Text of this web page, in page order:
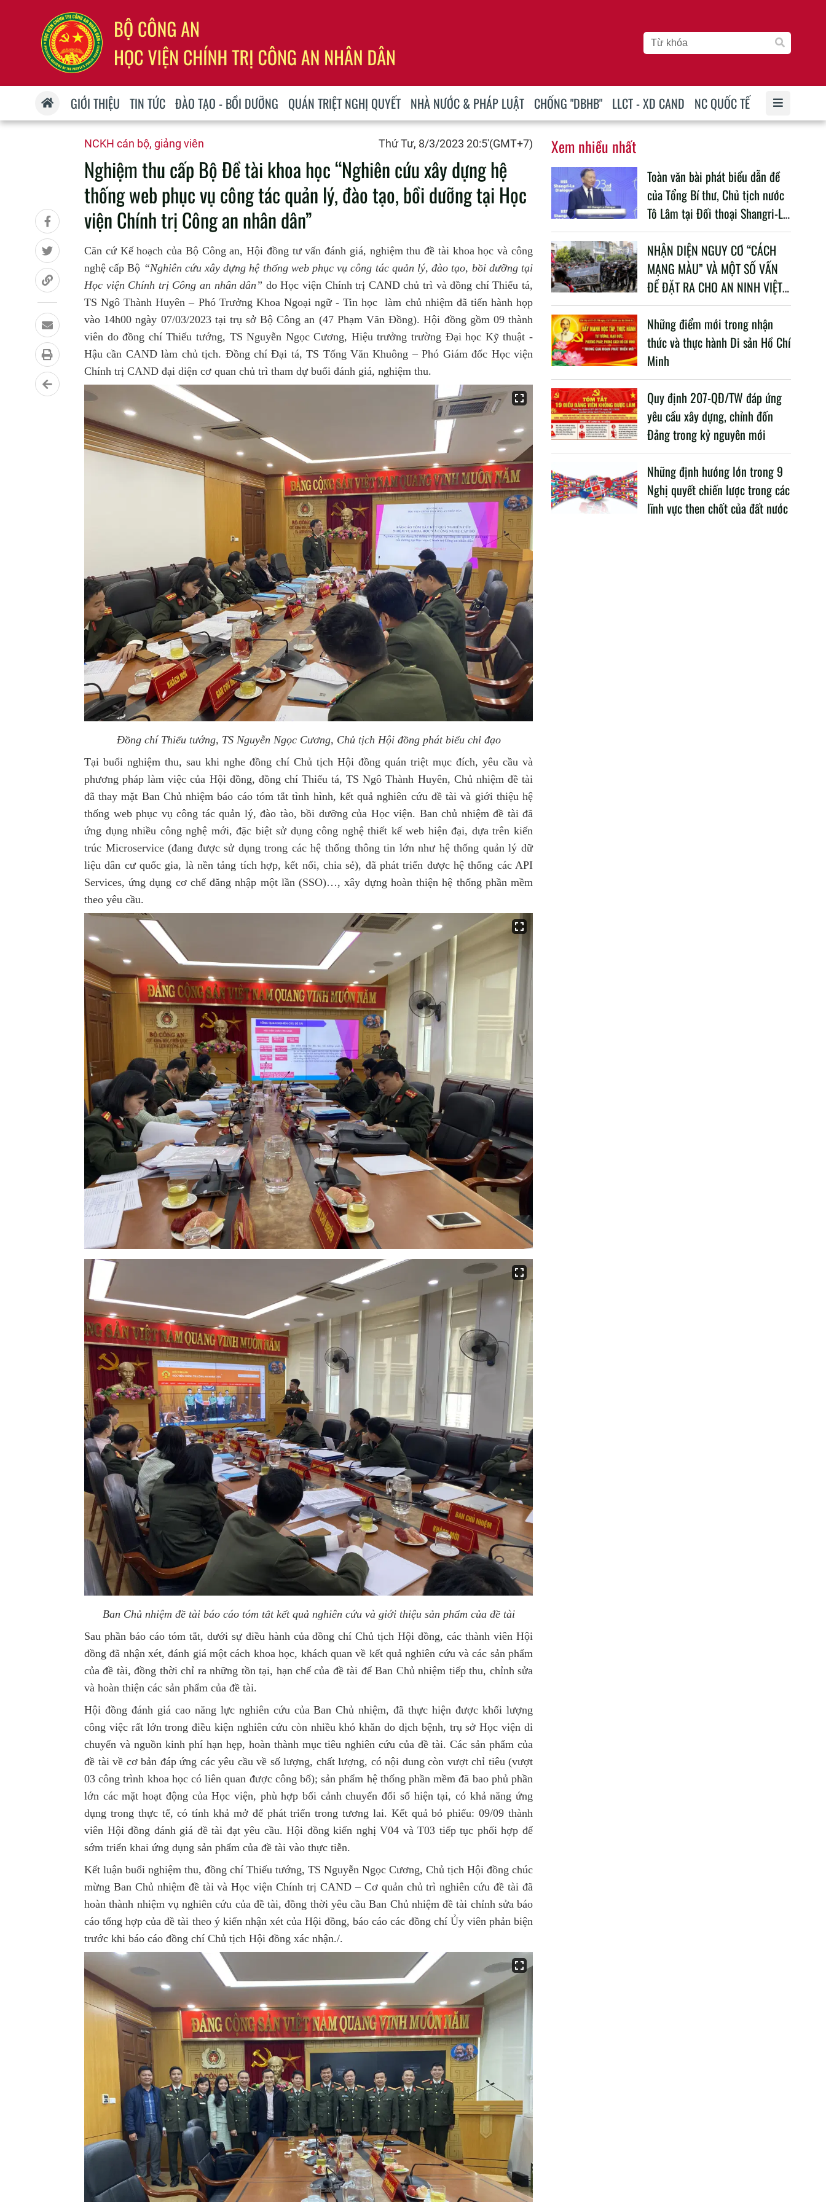
GIỚI THIỆU TIN TỨC ĐÀO TẠO - BỒI DƯỠNG QUÁN TRIỆT NGHỊ QUYẾT NHÀ NƯỚC & PHÁP LUẬT CHỐNG "DBHB" LLCT - XD CAND NC QUỐC TẾ
NCKH cán bộ, giảng viên Thứ Tư, 8/3/2023 20:5'(GMT+7)
Nghiệm thu cấp Bộ Đề tài khoa học “Nghiên cứu xây dựng hệ
thống web phục vụ công tác quản lý, đào tạo, bồi dưỡng tại Học
viện Chính trị Công an nhân dân”
Căn cứ Kế hoạch của Bộ Công an, Hội đồng tư vấn đánh giá, nghiệm thu đề tài khoa học và công
nghệ cấp Bộ “Nghiên cứu xây dựng hệ thống web phục vụ công tác quản lý, đào tạo, bồi dưỡng tại
Học viện Chính trị Công an nhân dân” do Học viện Chính trị CAND chủ trì và đồng chí Thiếu tá,
TS Ngô Thành Huyên – Phó Trưởng Khoa Ngoại ngữ - Tin học làm chủ nhiệm đã tiến hành họp
vào 14h00 ngày 07/03/2023 tại trụ sở Bộ Công an (47 Phạm Văn Đồng). Hội đồng gồm 09 thành
viên do đồng chí Thiếu tướng, TS Nguyễn Ngọc Cương, Hiệu trưởng trường Đại học Kỹ thuật -
Hậu cần CAND làm chủ tịch. Đồng chí Đại tá, TS Tống Văn Khuông – Phó Giám đốc Học viện
Chính trị CAND đại diện cơ quan chủ trì tham dự buổi đánh giá, nghiệm thu.
Đồng chí Thiếu tướng, TS Nguyễn Ngọc Cương, Chủ tịch Hội đồng phát biểu chỉ đạo
Tại buổi nghiệm thu, sau khi nghe đồng chí Chủ tịch Hội đồng quán triệt mục đích, yêu cầu và
phương pháp làm việc của Hội đồng, đồng chí Thiếu tá, TS Ngô Thành Huyên, Chủ nhiệm đề tài
đã thay mặt Ban Chủ nhiệm báo cáo tóm tắt tình hình, kết quả nghiên cứu đề tài và giới thiệu hệ
thống web phục vụ công tác quản lý, đào tào, bồi dưỡng của Học viện. Ban chủ nhiệm đề tài đã
ứng dụng nhiều công nghệ mới, đặc biệt sử dụng công nghệ thiết kế web hiện đại, dựa trên kiến
trúc Microservice (đang được sử dụng trong các hệ thống thông tin lớn như hệ thống quản lý dữ
liệu dân cư quốc gia, là nền tảng tích hợp, kết nối, chia sẻ), đã phát triển được hệ thống các API
Services, ứng dụng cơ chế đăng nhập một lần (SSO)…, xây dựng hoàn thiện hệ thống phần mềm
theo yêu cầu.
Ban Chủ nhiệm đề tài báo cáo tóm tắt kết quả nghiên cứu và giới thiệu sản phẩm của đề tài
Sau phần báo cáo tóm tắt, dưới sự điều hành của đồng chí Chủ tịch Hội đồng, các thành viên Hội
đồng đã nhận xét, đánh giá một cách khoa học, khách quan về kết quả nghiên cứu và các sản phẩm
của đề tài, đồng thời chỉ ra những tồn tại, hạn chế của đề tài để Ban Chủ nhiệm tiếp thu, chỉnh sửa
và hoàn thiện các sản phẩm của đề tài.
Hội đồng đánh giá cao năng lực nghiên cứu của Ban Chủ nhiệm, đã thực hiện được khối lượng
công việc rất lớn trong điều kiện nghiên cứu còn nhiều khó khăn do dịch bệnh, trụ sở Học viện di
chuyển và nguồn kinh phí hạn hẹp, hoàn thành mục tiêu nghiên cứu của đề tài. Các sản phẩm của
đề tài về cơ bản đáp ứng các yêu cầu về số lượng, chất lượng, có nội dung còn vượt chỉ tiêu (vượt
03 công trình khoa học có liên quan được công bố); sản phẩm hệ thống phần mềm đã bao phủ phần
lớn các mặt hoạt động của Học viện, phù hợp bối cảnh chuyển đổi số hiện tại, có khả năng ứng
dụng trong thực tế, có tính khả mở để phát triển trong tương lai. Kết quả bỏ phiếu: 09/09 thành
viên Hội đồng đánh giá đề tài đạt yêu cầu. Hội đồng kiến nghị V04 và T03 tiếp tục phối hợp để
sớm triển khai ứng dụng sản phẩm của đề tài vào thực tiễn.
Kết luận buổi nghiệm thu, đồng chí Thiếu tướng, TS Nguyễn Ngọc Cương, Chủ tịch Hội đồng chúc
mừng Ban Chủ nhiệm đề tài và Học viện Chính trị CAND – Cơ quản chủ trì nghiên cứu đề tài đã
hoàn thành nhiệm vụ nghiên cứu của đề tài, đồng thời yêu cầu Ban Chủ nhiệm đề tài chỉnh sửa báo
cáo tổng hợp của đề tài theo ý kiến nhận xét của Hội đồng, báo cáo các đồng chí Ủy viên phản biện
trước khi báo cáo đồng chí Chủ tịch Hội đồng xác nhận./.
Xem nhiều nhất
Toàn văn bài phát biểu dẫn đề
của Tổng Bí thư, Chủ tịch nước
Tô Lâm tại Đối thoại Shangri-La
lần thứ 23
NHẬN DIỆN NGUY CƠ “CÁCH
MẠNG MÀU” VÀ MỘT SỐ VẤN
ĐỀ ĐẶT RA CHO AN NINH VIỆT
NAM TRONG BỐI CẢNH HIỆN
NAY
Những điểm mới trong nhận
thức và thực hành Di sản Hồ Chí
Minh
Quy định 207-QĐ/TW đáp ứng
yêu cầu xây dựng, chỉnh đốn
Đảng trong kỷ nguyên mới
Những định hướng lớn trong 9
Nghị quyết chiến lược trong các
lĩnh vực then chốt của đất nước